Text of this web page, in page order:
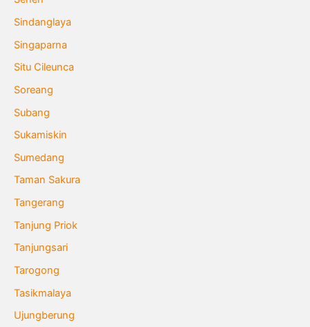
Sindanglaya
Singaparna
Situ Cileunca
Soreang
Subang
Sukamiskin
Sumedang
Taman Sakura
Tangerang
Tanjung Priok
Tanjungsari
Tarogong
Tasikmalaya
Ujungberung